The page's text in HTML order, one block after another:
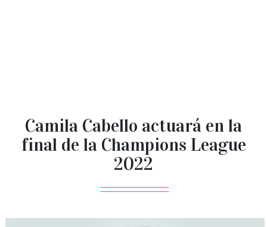
Camila Cabello actuará en la
final de la Champions League
2022